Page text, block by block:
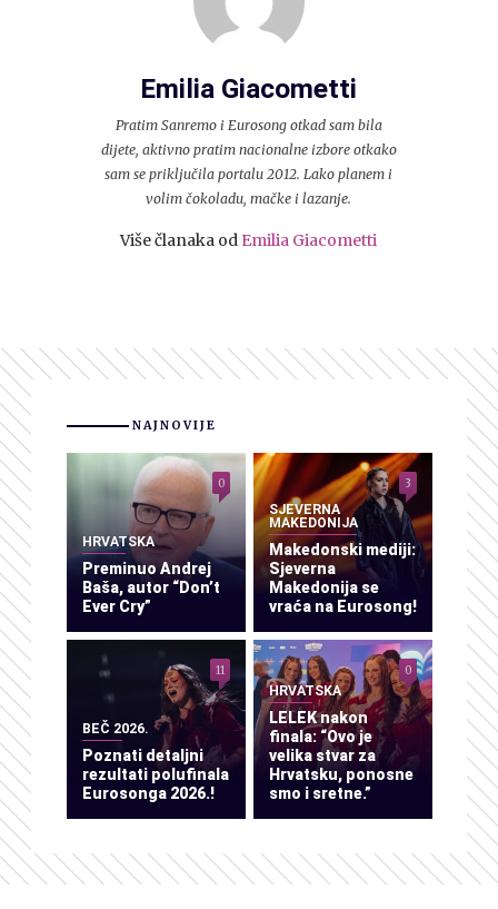
Emilia Giacometti
Pratim Sanremo i Eurosong otkad sam bila
dijete, aktivno pratim nacionalne izbore otkako
sam se priključila portalu 2012. Lako planem i
volim čokoladu, mačke i lazanje.
Više članaka od Emilia Giacometti
NAJNOVIJE
HRVATSKA
Preminuo Andrej
Baša, autor “Don’t
Ever Cry”
0
SJEVERNA
MAKEDONIJA
Makedonski mediji:
Sjeverna
Makedonija se
vraća na Eurosong!
3
BEČ 2026.
Poznati detaljni
rezultati polufinala
Eurosonga 2026.!
11
HRVATSKA
LELEK nakon
finala: “Ovo je
velika stvar za
Hrvatsku, ponosne
smo i sretne.”
0